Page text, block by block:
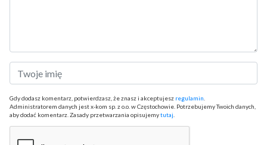
Gdy dodasz komentarz, potwierdzasz, że znasz i akceptujesz regulamin
Administratorem danych jest x-kom sp. z o.o. w Częstochowie. Potrzebujemy Twoich danych,
aby dodać komentarz. Zasady przetwarzania opisujemytutaj